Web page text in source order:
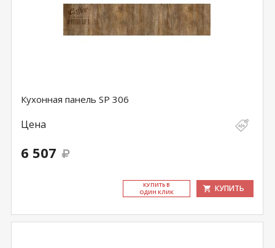
Кухонная панель SP 306
Цена
6 507
КУ­ПИТЬ В
ОДИН КЛИК
КУПИТЬ